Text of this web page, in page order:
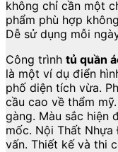
không chỉ cần một
phẩm phù hợp
Dễ sử dụng mỗi
Công trình tủ quần
là một ví dụ điển
phố diện tích vừa.
cầu cao về thẩm
gàng. Màu sắc hiện
mốc. Nội Thất
vấn. Thiết kế và thi